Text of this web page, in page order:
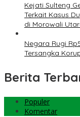
Kejati Sulteng
Terkait Kasus
di Morowali
Negara Rugi
Tersangka
Berita
Populer
Komentar